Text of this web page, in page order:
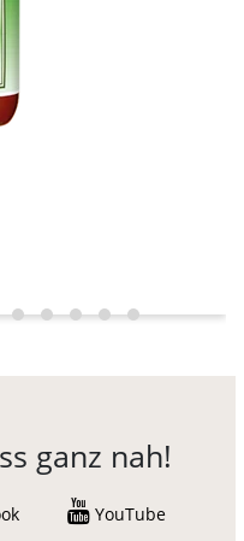
ganz nah!
YouTube